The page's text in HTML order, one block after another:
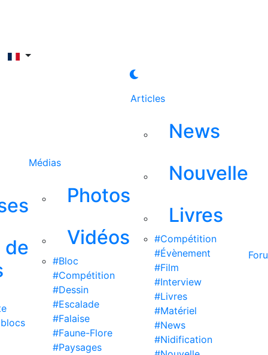
de
Médias
Photos
Vidéos
#Bloc
#Compétition
#Dessin
#Escalade
#Falaise
#Faune-Flore
#Paysages
Articles
News
Nouvelle
Livres
#Compétition
#Évènement
#Film
#Interview
#Livres
#Matériel
#News
#Nidification